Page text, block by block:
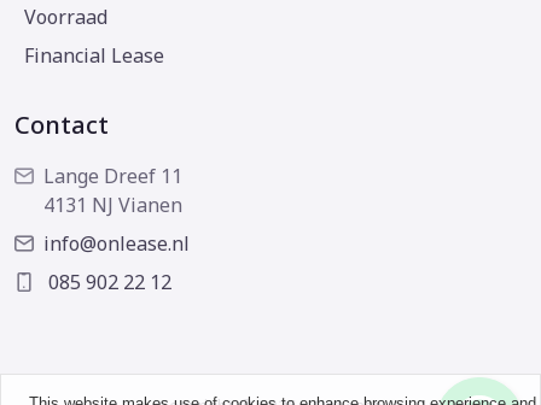
Voorraad
Financial Lease
Contact
Lange Dreef 11
4131 NJ Vianen
info@onlease.nl
085 902 22 12